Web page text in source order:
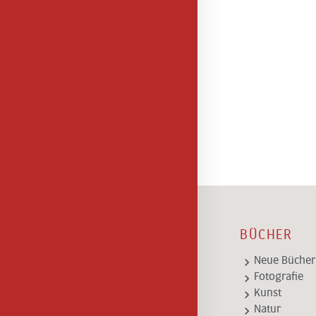
BÜCHER
keyboard_arrow_right Neue Bücher
keyboard_arrow_right Fotografie
keyboard_arrow_right Kunst
keyboard_arrow_right Natur